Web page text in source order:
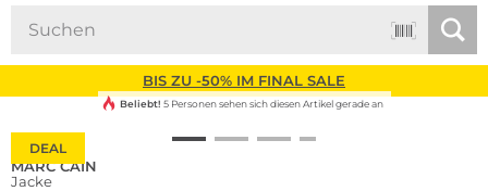
BIS ZU -50% IM FINAL SALE
DEAL
Beliebt! 5 Personen sehen sich diesen Artikel gerade an
MARC CAIN
Jacke